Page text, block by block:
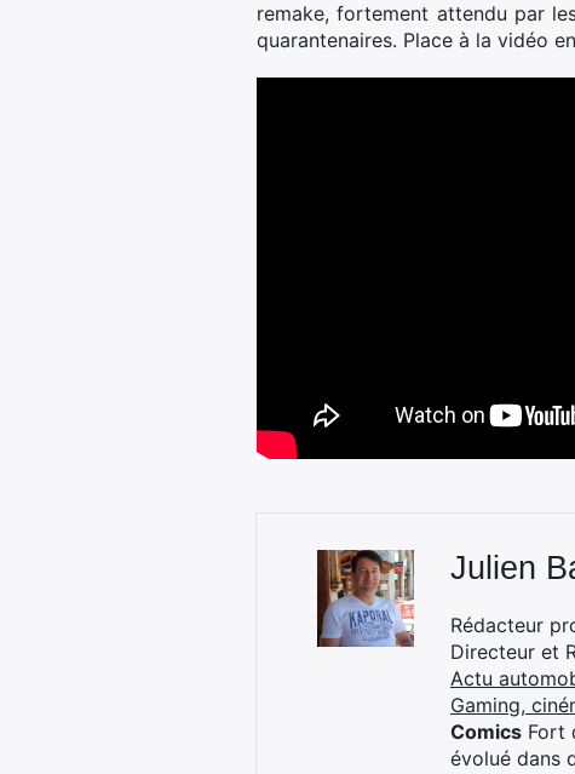
remake, fortement attendu par
quarantenaires. Place à la vidéo
Julien
Rédacteur
Directeur et
Actu
Gaming,
Comics Fort
évolué dans